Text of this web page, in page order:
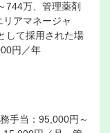
744万、管理薬剤
アマネージャ
て採用された場
円／年
手当：95,000円～